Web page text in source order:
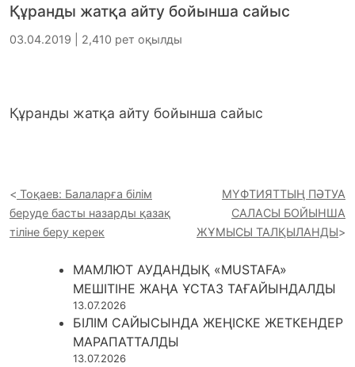
Құранды жатқа айту бойынша сайыс
03.04.2019 | 2,410 рет оқылды
Құранды жатқа айту бойынша сайыс
Тоқаев: Балаларға білім
беруде басты назарды қазақ
тіліне беру керек
МҮФТИЯТТЫҢ ПӘТУА
САЛАСЫ БОЙЫНША
ЖҰМЫСЫ ТАЛҚЫЛАНДЫ
МАМЛЮТ АУДАНДЫҚ «MUSTAFA»
МЕШІТІНЕ ЖАҢА ҰСТАЗ ТАҒАЙЫНДАЛДЫ
13.07.2026
БІЛІМ САЙЫСЫНДА ЖЕҢІСКЕ ЖЕТКЕНДЕР
МАРАПАТТАЛДЫ
13.07.2026